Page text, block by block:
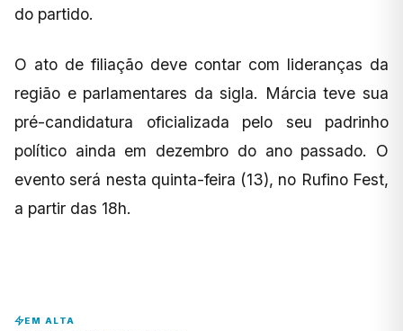
do partido.
O ato de filiação deve contar com lideranças da
região e parlamentares da sigla. Márcia teve sua
pré-candidatura oficializada pelo seu padrinho
político ainda em dezembro do ano passado. O
evento será nesta quinta-feira (13), no Rufino Fest,
a partir das 18h.
EM ALTA